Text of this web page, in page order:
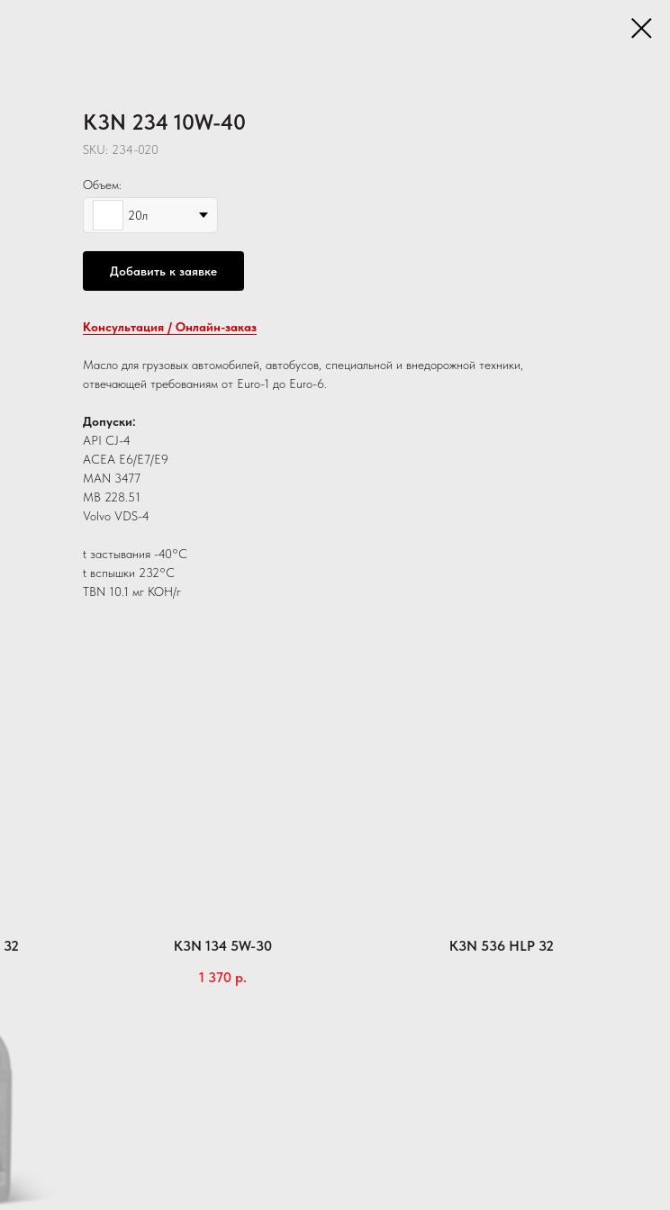
K3N 234 10W-40
SKU: 234-020
Объем:
20л
Добавить к заявке
Консультация / Онлайн-заказ
Масло для грузовых автомобилей, автобусов, специальной и внедорожной техники,
отвечающей требованиям от Euro-1 до Euro-6.
Допуски:
API CJ-4
ACEA E6/E7/E9
MAN 3477
MB 228.51
Volvo VDS-4
t застывания -40°C
t вспышки 232°C
TBN 10.1 мг КОН/г
K3N 134 5W-30
1 370 р.
K3N 536 HLP 32